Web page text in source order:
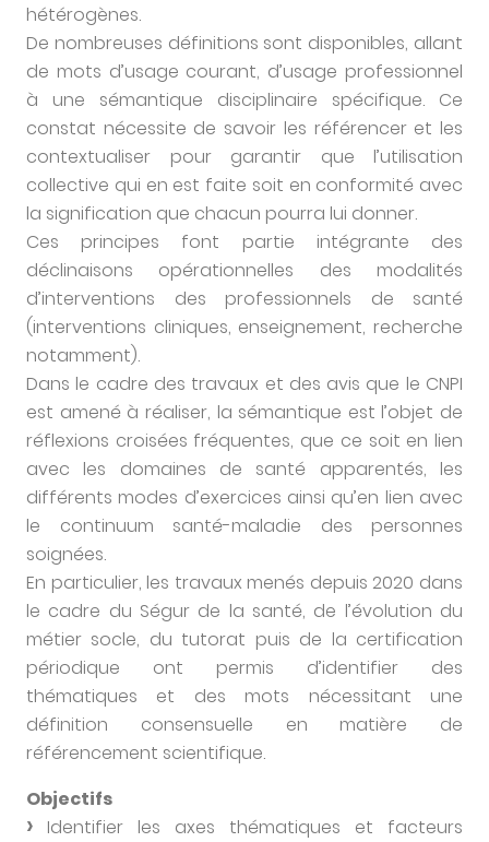
hétérogènes.
De nombreuses définitions sont disponibles, allant
de mots d’usage courant, d’usage professionnel
à une sémantique disciplinaire spécifique. Ce
constat nécessite de savoir les référencer et les
contextualiser pour garantir que l’utilisation
collective qui en est faite soit en conformité avec
la signification que chacun pourra lui donner.
Ces principes font partie intégrante des
déclinaisons opérationnelles des modalités
d’interventions des professionnels de santé
(interventions cliniques, enseignement, recherche
notamment).
Dans le cadre des travaux et des avis que le CNPI
est amené à réaliser, la sémantique est l’objet de
réflexions croisées fréquentes, que ce soit en lien
avec les domaines de santé apparentés, les
différents modes d’exercices ainsi qu’en lien avec
le continuum santé-maladie des personnes
soignées.
En particulier, les travaux menés depuis 2020 dans
le cadre du Ségur de la santé, de l’évolution du
métier socle, du tutorat puis de la certification
périodique ont permis d’identifier des
thématiques et des mots nécessitant une
définition consensuelle en matière de
référencement scientifique.
Objectifs
Identifier les axes thématiques et facteurs